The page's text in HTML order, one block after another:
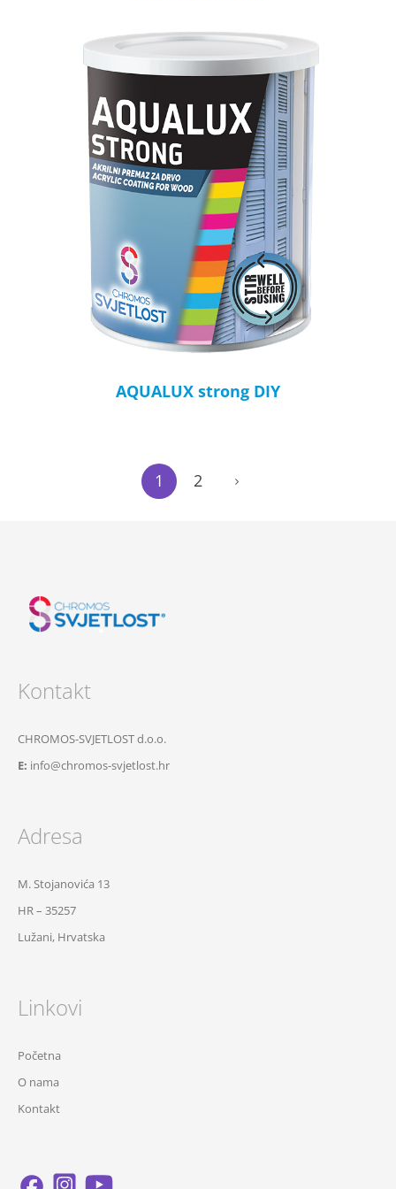
AQUALUX strong DIY
1 2
Kontakt
CHROMOS-SVJETLOST d.o.o.
E: info@chromos-svjetlost.hr
Adresa
M. Stojanovića 13
HR – 35257
Lužani, Hrvatska
Linkovi
Početna
O nama
Kontakt